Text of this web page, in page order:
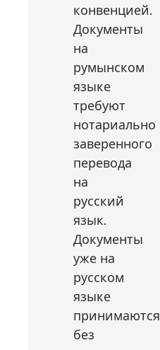
конвенцией.
Документы
на
румынском
языке
требуют
нотариально
заверенного
перевода
на
русский
язык.
Документы
уже на
русском
языке
принимаются
без